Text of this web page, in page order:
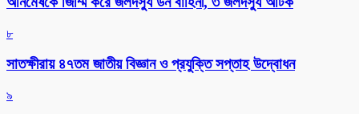
৮
সাতক্ষীরায় ৪৭তম জাতীয় বিজ্ঞান ও প্রযুক্তি সপ্তাহ উদ্বোধন
৯